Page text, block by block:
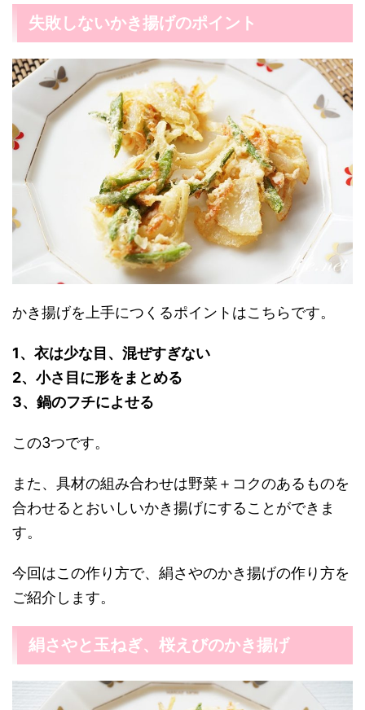
失敗しないかき揚げのポイント
かき揚げを上手につくるポイントはこちらです。
1、衣は少な目、混ぜすぎない
2、小さ目に形をまとめる
3、鍋のフチによせる
この3つです。
また、具材の組み合わせは野菜＋コクのあるものを
合わせるとおいしいかき揚げにすることができま
す。
今回はこの作り方で、絹さやのかき揚げの作り方を
ご紹介します。
絹さやと玉ねぎ、桜えびのかき揚げ